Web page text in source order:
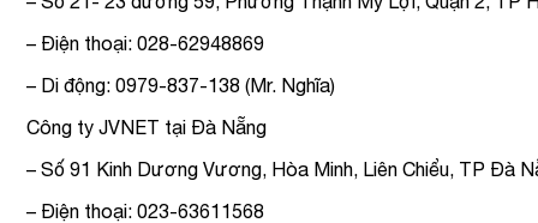
– Điện thoại: 028-62948869
– Di động: 0979-837-138 (Mr. Nghĩa)
Công ty JVNET tại Đà Nẵng
– Số 91 Kinh Dương Vương, Hòa Minh, Liên Chiểu, TP Đà
– Điện thoại: 023-63611568